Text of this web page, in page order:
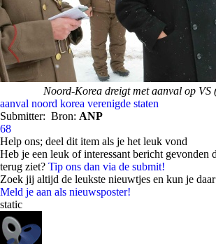
Noord-Korea dreigt met aanval op
aanval noord korea verenigde staten
Submitter: Bron: ANP
68
Help ons; deel dit item als je het leuk vond
Heb je een leuk of interessant bericht gevonden
terug ziet? Tip ons dan via de submit!
Zoek jij altijd de leukste nieuwtjes en kun je
Meld je aan als nieuwsposter!
static